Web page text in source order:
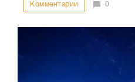
Комментарии 0